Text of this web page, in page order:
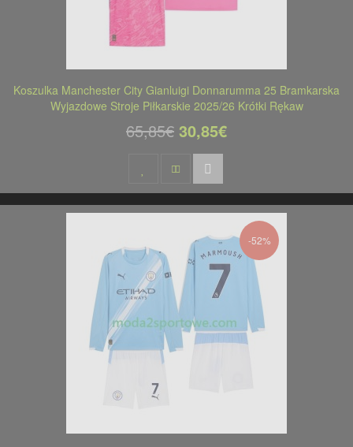
Koszulka Manchester City Gianluigi Donnarumma 25 Bramkarska
Wyjazdowe Stroje Piłkarskie 2025/26 Krótki Rękaw
65,85€ 30,85€
-52%